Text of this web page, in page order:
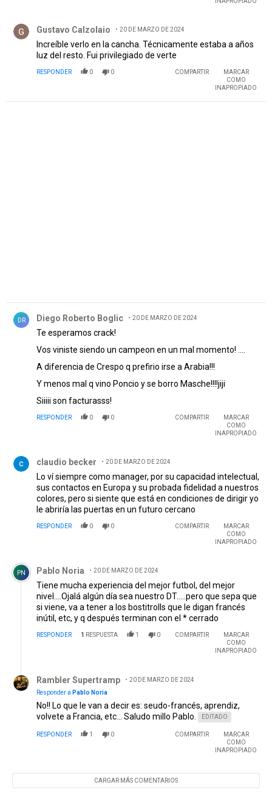
Gustavo Calzolaio 20 DE MARZO DE 2024
Increíble verlo en la cancha. Técnicamente estaba a años
luz del resto. Fui privilegiado de verte
RESPONDER 0 0 COMPARTIR
MARCAR
COMO
INAPROPIADO
DR Diego Roberto Boglic 20 DE MARZO DE 2024
Te esperamos crack!
Vos viniste siendo un campeon en un mal momento! ....
A diferencia de Crespo q prefirio irse a Arabia!!!
Y menos mal q vino Poncio y se borro Masche!!!!jiji
Siiiii son facturasss!
RESPONDER 0 0 COMPARTIR
MARCAR
COMO
INAPROPIADO
claudio becker 20 DE MARZO DE 2024
Lo ví siempre como manager, por su capacidad intelectual,
sus contactos en Europa y su probada fidelidad a nuestros
colores, pero si siente que está en condiciones de dirigir yo
le abriría las puertas en un futuro cercano
RESPONDER 0 0 COMPARTIR
MARCAR
COMO
INAPROPIADO
Comentario de Pablo Noria.
PN Pablo Noria 20 DE MARZO DE 2024
Tiene mucha experiencia del mejor futbol, del mejor
nivel....Ojalá algún día sea nuestro DT.....pero que sepa que
si viene, va a tener a los bostitrolls que le digan francés
inútil, etc, y q después terminan con el * cerrado
RESPONDER 1 RESPUESTA 1 0 COMPARTIR
MARCAR
COMO
INAPROPIADO
Rambler Supertramp
20 DE MARZO DE 2024
Responder a Pablo Noria
No!! Lo que le van a decir es: seudo-francés, aprendiz,
volvete a Francia, etc... Saludo millo Pablo.
EDITADO
RESPONDER 1 0 COMPARTIR
MARCAR
COMO
INAPROPIADO
CARGAR MÁS COMENTARIOS